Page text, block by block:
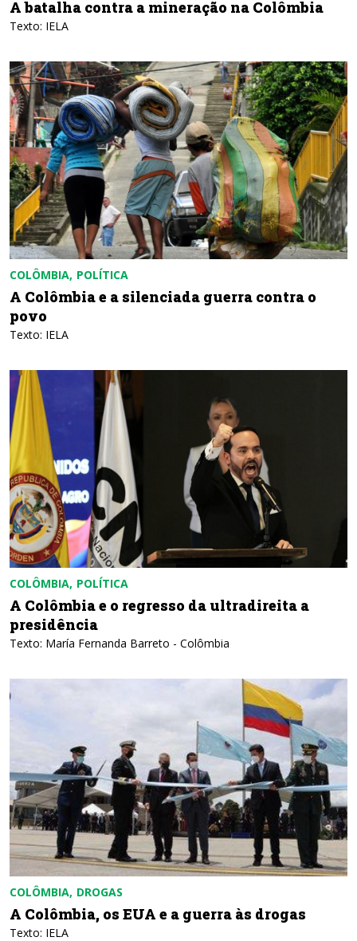
A batalha contra a mineração na Colômbia
Texto: IELA
COLÔMBIA POLÍTICA
A Colômbia e a silenciada guerra contra o
povo
Texto: IELA
COLÔMBIA POLÍTICA
A Colômbia e o regresso da ultradireita a
presidência
Texto: María Fernanda Barreto - Colômbia
COLÔMBIA DROGAS
A Colômbia, os EUA e a guerra às drogas
Texto: IELA